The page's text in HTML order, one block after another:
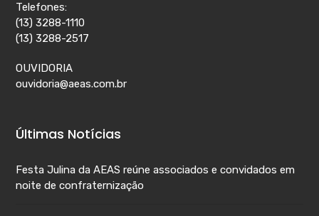
Telefones:
(13) 3288-1110
(13) 3288-2517
OUVIDORIA
ouvidoria@aeas.com.br
Últimas Notícias
Festa Julina da AEAS reúne associados e convidados em
noite de confraternização